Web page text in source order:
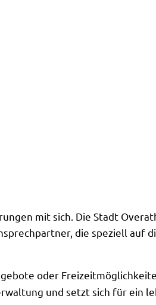
mit sich. Die Stadt
die speziell auf
oder
und setzt sich für ein